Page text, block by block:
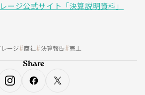
ージ公式サイト「決算説明資料」
ージ 商社 決算報告 売上
Share